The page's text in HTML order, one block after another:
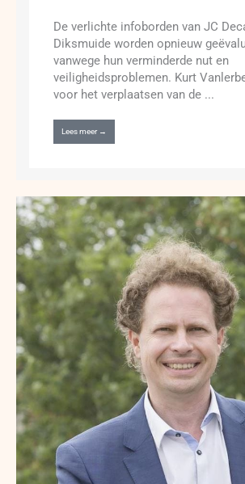
De verlichte infoborden van JC
Diksmuide worden opnieuw
vanwege hun verminderde nut en
veiligheidsproblemen. Kurt
voor het verplaatsen van de ...
Lees meer →